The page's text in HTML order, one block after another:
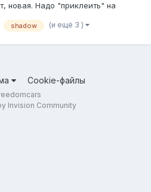
новая. Надо "приклеить" на
shadow (и ещё 3 )
Cookie-файлы
Invision Community